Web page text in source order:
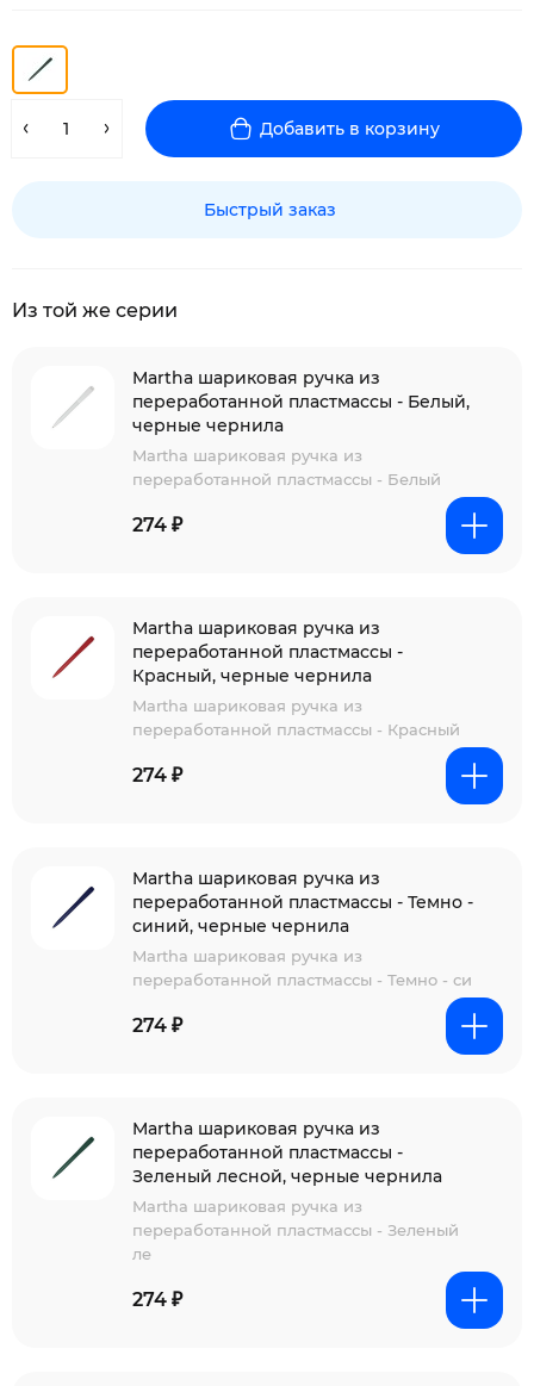
Добавить в корзину
Быстрый заказ
Из той же серии
Martha шариковая ручка из
переработанной пластмассы - Белый,
черные чернила
Martha шариковая ручка из
переработанной пластмассы - Белый
274 ₽
Martha шариковая ручка из
переработанной пластмассы -
Красный, черные чернила
Martha шариковая ручка из
переработанной пластмассы - Красный
274 ₽
Martha шариковая ручка из
переработанной пластмассы - Темно -
синий, черные чернила
Martha шариковая ручка из
переработанной пластмассы - Темно - си
274 ₽
Martha шариковая ручка из
переработанной пластмассы -
Зеленый лесной, черные чернила
Martha шариковая ручка из
переработанной пластмассы - Зеленый
ле
274 ₽